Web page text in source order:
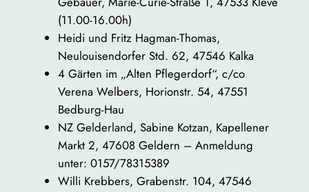
(11.00-16.00h)
Heidi und Fritz Hagman-Thomas,
Neulouisendorfer Std. 62, 47546 Kalka
4 Gärten im „Alten Pflegerdorf“, c/co
Verena Welbers, Horionstr. 54, 47551
Bedburg-Hau
NZ Gelderland, Sabine Kotzan, Kapellener
Markt 2, 47608 Geldern – Anmeldung
unter: 0157/78315389
Willi Krebbers, Grabenstr. 104, 47546